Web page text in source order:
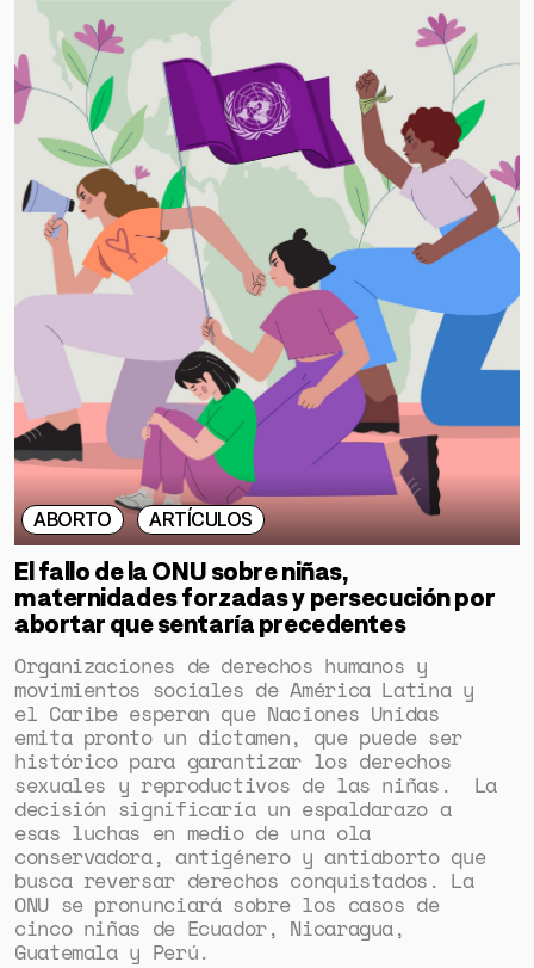
ABORTO ARTÍCULOS
El fallo de la ONU sobre niñas,
maternidades forzadas y persecución por
abortar que sentaría precedentes
Organizaciones de derechos humanos y
movimientos sociales de América Latina y
el Caribe esperan que Naciones Unidas
emita pronto un dictamen, que puede ser
histórico para garantizar los derechos
sexuales y reproductivos de las niñas. La
decisión significaría un espaldarazo a
esas luchas en medio de una ola
conservadora, antigénero y antiaborto que
busca reversar derechos conquistados. La
ONU se pronunciará sobre los casos de
cinco niñas de Ecuador, Nicaragua,
Guatemala y Perú.